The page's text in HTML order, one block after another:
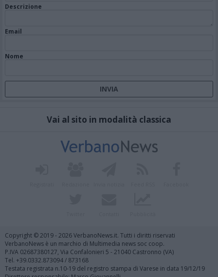
Descrizione
Email
Nome
Vai al sito in modalità classica
Copyright © 2019 - 2026 VerbanoNews.it. Tutti i diritti riservati
VerbanoNews è un marchio di Multimedia news soc coop.
P.IVA 02687380127, Via Confalonieri 5 - 21040 Castronno (VA)
Tel. +39.0332.873094 / 873168
Testata registrata n.10-19 del registro stampa di Varese in data 19/12/19